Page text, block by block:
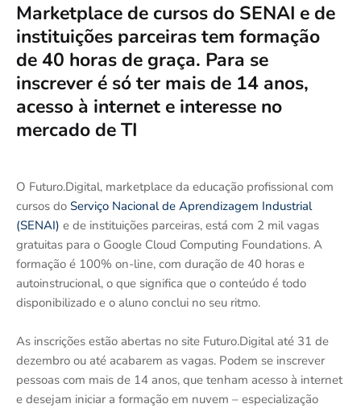
Marketplace de cursos do SENAI e de
instituições parceiras tem formação
de 40 horas de graça. Para se
inscrever é só ter mais de 14 anos,
acesso à internet e interesse no
mercado de TI
O Futuro.Digital, marketplace da educação profissional com
cursos do Serviço Nacional de Aprendizagem Industrial
(SENAI) e de instituições parceiras, está com 2 mil vagas
gratuitas para o Google Cloud Computing Foundations. A
formação é 100% on-line, com duração de 40 horas e
autoinstrucional, o que significa que o conteúdo é todo
disponibilizado e o aluno conclui no seu ritmo.
As inscrições estão abertas no site Futuro.Digital até 31 de
dezembro ou até acabarem as vagas. Podem se inscrever
pessoas com mais de 14 anos, que tenham acesso à internet
e desejam iniciar a formação em nuvem – especialização